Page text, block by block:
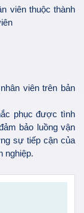
viên thuộc thành
viên trên bản
phục được tình
bảo luồng vận
sự tiếp cận của
nghiệp.